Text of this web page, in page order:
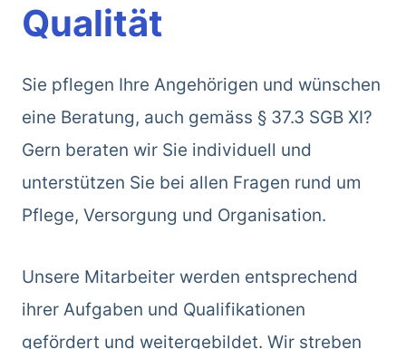
Qualität
Sie pflegen Ihre Angehörigen und wünschen
eine Beratung, auch gemäss § 37.3 SGB XI?
Gern beraten wir Sie individuell und
unterstützen Sie bei allen Fragen rund um
Pflege, Versorgung und Organisation.
Unsere Mitarbeiter werden entsprechend
ihrer Aufgaben und Qualifikationen
gefördert und weitergebildet. Wir streben